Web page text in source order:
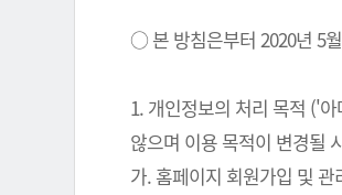
○ 본 방침은부터 2020년 5
1. 개인정보의 처리 목적 ('
않으며 이용 목적이 변경될
가. 홈페이지 회원가입 및 관